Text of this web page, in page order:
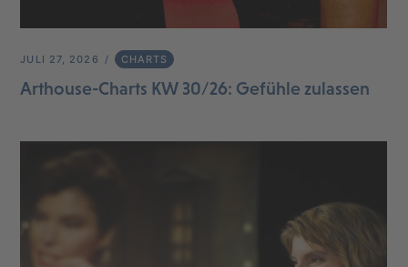
JULI 27, 2026 CHARTS
Arthouse-Charts KW 30/26: Gefühle zulassen